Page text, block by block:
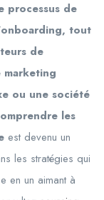
processus de
tout
de
marketing
ou une société
les
est devenu un
les stratégies qui
en un aimant à